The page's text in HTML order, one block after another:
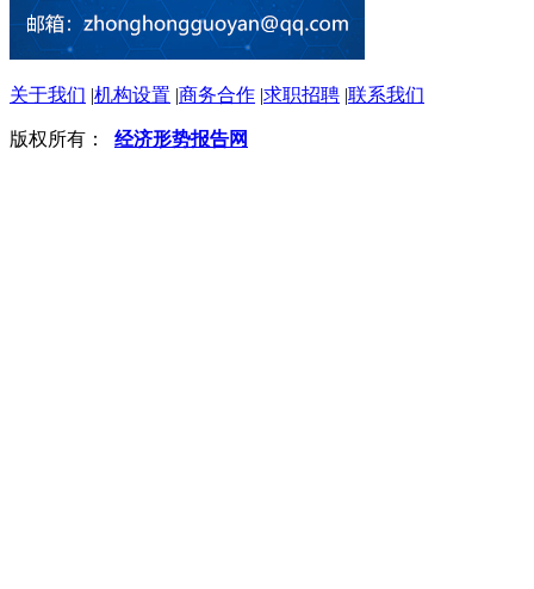
关于我们 |机构设置 |商务合作 |求职招聘 |联系我们
版权所有： 经济形势报告网